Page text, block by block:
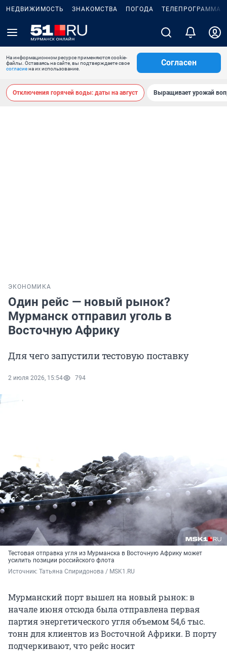
НЕДВИЖИМОСТЬ ЗНАКОМСТВА ПОГОДА ТЕЛЕПРОГРАММА
На информационном ресурсе применяются cookie-
файлы. Оставаясь на сайте, вы подтверждаете свое
согласиена их использование.
Согласен
Отключения горячей воды: даты на август Выращивает урожай
ЭКОНОМИКА
Один рейс — новый рынок?
Мурманск отправил уголь в
Восточную Африку
Для чего запустили тестовую поставку
2 июля 2026, 15:54 794
Тестовая отправка угля из Мурманска в Восточную Африку может
усилить позиции российского флота
Источник: Татьяна Спиридонова / MSK1.RU
Мурманский порт вышел на новый рынок: в
начале июня отсюда была отправлена первая
партия энергетического угля объемом 54,6 тыс.
тонн для клиентов из Восточной Африки. В порту
подчеркивают, что рейс носит